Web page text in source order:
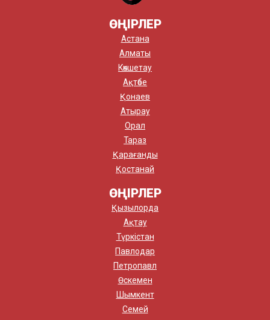
ӨҢІРЛЕР
Астана
Алматы
Көкшетау
Ақтөбе
Қонаев
Атырау
Орал
Тараз
Қарағанды
Қостанай
ӨҢІРЛЕР
Қызылорда
Ақтау
Түркістан
Павлодар
Петропавл
Өскемен
Шымкент
Семей